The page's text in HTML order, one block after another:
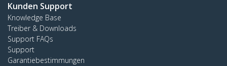
Kunden Support
Knowledge Base
Treiber & Downloads
Support FAQs
Support
Garantiebestimmungen